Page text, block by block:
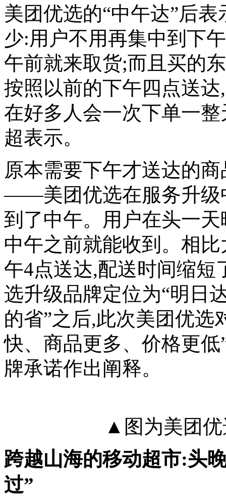
美团优选的“中午达”后
少:用户不用再集中到下
午前就来取货;而且买的
按照以前的下午四点送
在好多人会一次下单一
超表示。
原本需要下午才送达的
——美团优选在服务升级
到了中午。用户在头一
中午之前就能收到。相
午4点送达,配送时间缩短
选升级品牌定位为“明日
的省”之后,此次美团优选
快、商品更多、价格更
牌承诺作出阐释。
▲图为美团优
跨越山海的移动超市:头
过”